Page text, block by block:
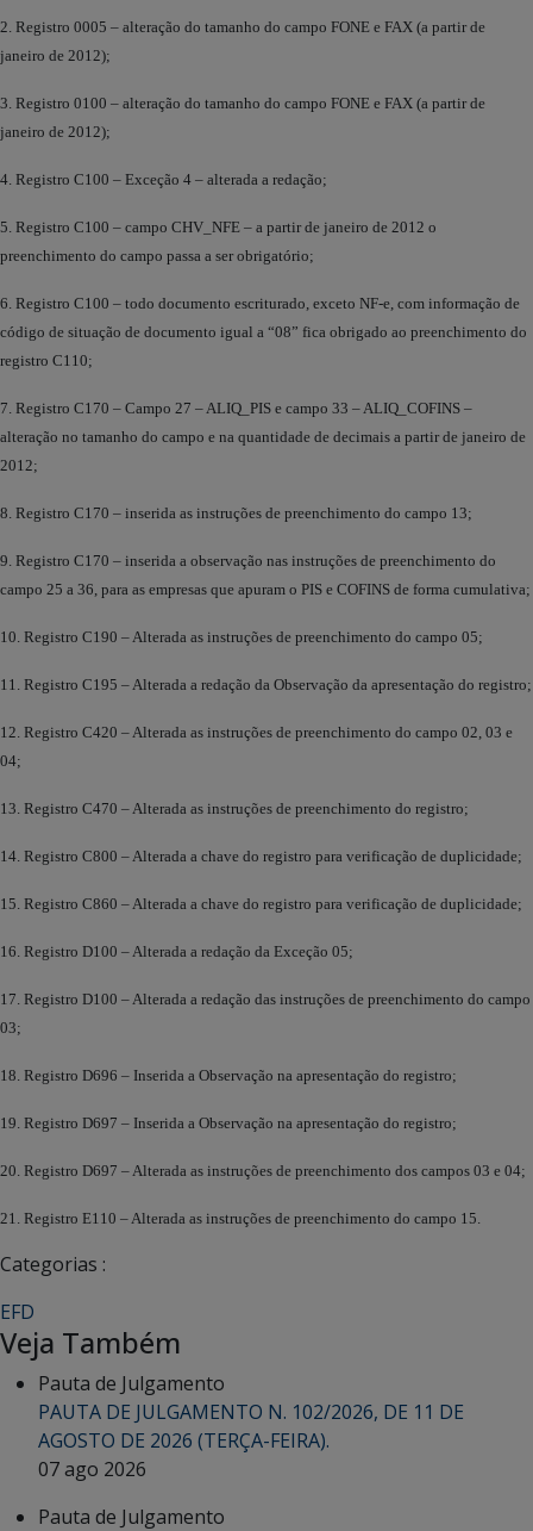
2. Registro 0005 – alteração do tamanho do campo FONE e FAX (a partir de
janeiro de 2012);
3. Registro 0100 – alteração do tamanho do campo FONE e FAX (a partir de
janeiro de 2012);
4. Registro C100 – Exceção 4 – alterada a redação;
5. Registro C100 – campo CHV_NFE – a partir de janeiro de 2012 o
preenchimento do campo passa a ser obrigatório;
6. Registro C100 – todo documento escriturado, exceto NF-e, com informação de
código de situação de documento igual a “08” fica obrigado ao preenchimento do
registro C110;
7. Registro C170 – Campo 27 – ALIQ_PIS e campo 33 – ALIQ_COFINS –
alteração no tamanho do campo e na quantidade de decimais a partir de janeiro de
2012;
8. Registro C170 – inserida as instruções de preenchimento do campo 13;
9. Registro C170 – inserida a observação nas instruções de preenchimento do
campo 25 a 36, para as empresas que apuram o PIS e COFINS de forma cumulativa;
10. Registro C190 – Alterada as instruções de preenchimento do campo 05;
11. Registro C195 – Alterada a redação da Observação da apresentação do registro;
12. Registro C420 – Alterada as instruções de preenchimento do campo 02, 03 e
04;
13. Registro C470 – Alterada as instruções de preenchimento do registro;
14. Registro C800 – Alterada a chave do registro para verificação de duplicidade;
15. Registro C860 – Alterada a chave do registro para verificação de duplicidade;
16. Registro D100 – Alterada a redação da Exceção 05;
17. Registro D100 – Alterada a redação das instruções de preenchimento do campo
03;
18. Registro D696 – Inserida a Observação na apresentação do registro;
19. Registro D697 – Inserida a Observação na apresentação do registro;
20. Registro D697 – Alterada as instruções de preenchimento dos campos 03 e 04;
21. Registro E110 – Alterada as instruções de preenchimento do campo 15.
Categorias :
EFD
Veja Também
Pauta de Julgamento
PAUTA DE JULGAMENTO N. 102/2026, DE 11 DE
AGOSTO DE 2026 (TERÇA-FEIRA).
07 ago 2026
Pauta de Julgamento